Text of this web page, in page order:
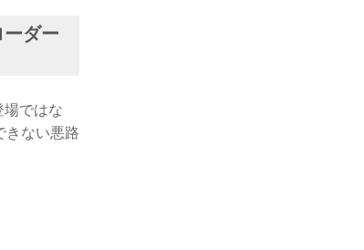
ダー
場ではな
きない悪路